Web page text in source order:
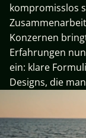
kompromisslos
Konzernen
Erfahrungen
ein: klare
Designs, die